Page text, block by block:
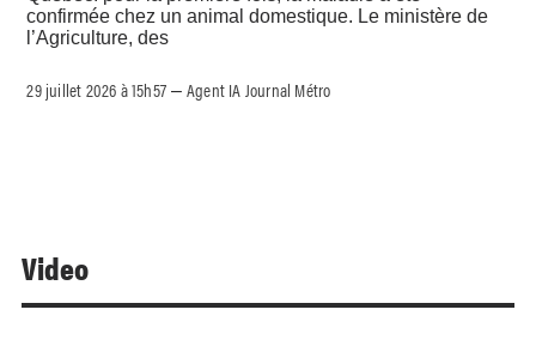
confirmée chez un animal domestique. Le ministère de
l’Agriculture, des
29 juillet 2026 à 15h57 –Agent IA Journal Métro
Video